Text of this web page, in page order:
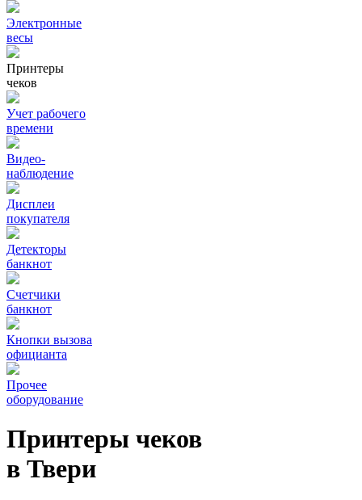
Электронные
весы
Принтеры
чеков
Учет рабочего
времени
Видео‑
наблюдение
Дисплеи
покупателя
Детекторы
банкнот
Счетчики
банкнот
Кнопки вызова
официанта
Прочее
оборудование
Принтеры чеков
в Твери